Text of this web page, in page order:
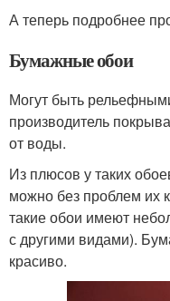
А теперь подробнее
Бумажные обои
Могут быть
производитель
от воды.
Из плюсов у таких
можно без проблем их
такие обои имеют
с другими видами).
красиво.